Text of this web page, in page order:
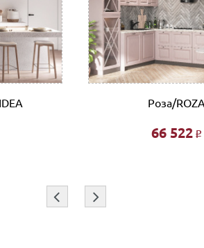
Офис: ул. Невзоровых, д.64, корп.1)
компаниями как: ПЭК,
исправного лифта 400 руб., подъем
⇦
Роза/ROZA
66 522 Р
⇨